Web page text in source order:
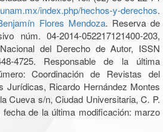
index.php/hechos-y-derechos.
Flores Mendoza. Reserva de
núm. 04-2014-052217121400-203,
del Derecho de Autor, ISSN
4725. Responsable de la última
Coordinación de Revistas del
Jurídicas, Ricardo Hernández Montes
Cueva s/n, Ciudad Universitaria, C. P.
de la última modificación: marzo